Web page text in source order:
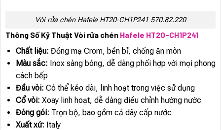
Vòi rửa chén Hafele HT20-CH1P241 570.82.220
Thông Số Kỹ Thuật Vòi rửa chén Hafele HT20-CH1P241
Chất liệu: Đồng mạ Crom, bền bỉ, chống ăn mòn
Màu sắc: Inox sáng bóng, dễ dàng phối hợp với mọi phong
cách bếp
Đầu vòi: Có thể kéo dài, linh hoạt trong việc sử dụng
Cổ vòi: Xoay linh hoạt, dễ dàng điều chỉnh hướng nước
Đóng gói: Trọn bộ, bao gồm cả dây cấp nước
Xuất xứ: Italy